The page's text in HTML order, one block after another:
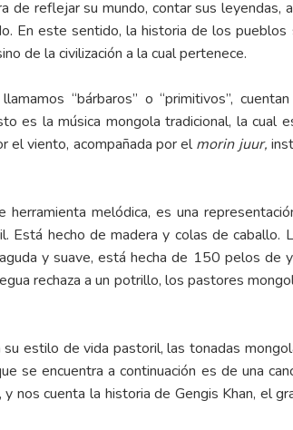
de reflejar su mundo, contar sus leyendas,
En este sentido, la historia de los
de la civilización a la cual pertenece.
“bárbaros” o “primitivos”,
es la música mongola tradicional, la cual
el viento, acompañada por elmorin juur,
herramienta melódica, es una
Está hecho de madera y colas de
y suave, está hecha de 150 pelos de
rechaza a un potrillo, los pastores
estilo de vida pastoril, las tonadas
se encuentra a continuación es de una
nos cuenta la historia de Gengis Khan, el